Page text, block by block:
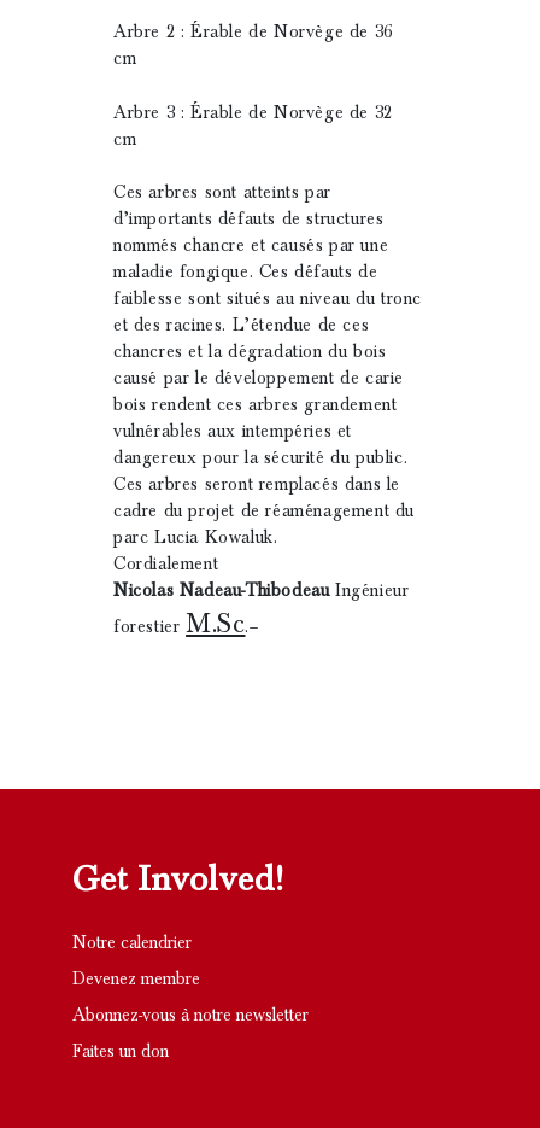
Arbre 2 : Érable de Norvège de 36
cm
Arbre 3 : Érable de Norvège de 32
cm
Ces arbres sont atteints par
d’importants défauts de structures
nommés chancre et causés par une
maladie fongique. Ces défauts de
faiblesse sont situés au niveau du tronc
et des racines. L’étendue de ces
chancres et la dégradation du bois
causé par le développement de carie
bois rendent ces arbres grandement
vulnérables aux intempéries et
dangereux pour la sécurité du public.
Ces arbres seront remplacés dans le
cadre du projet de réaménagement du
parc Lucia Kowaluk.
Cordialement
Nicolas Nadeau-ThibodeauIngénieur
forestierM.Sc.–
Get Involved!
Notre calendrier
Devenez membre
Abonnez-vous à notre newsletter
Faites un don